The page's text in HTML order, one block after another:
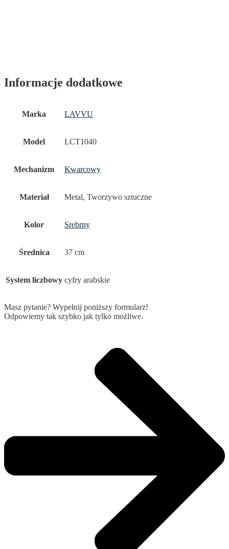
Informacje dodatkowe
Marka LAVVU
Model LCT1040
Mechanizm Kwarcowy
Materiał Metal, Tworzywo sztuczne
Kolor Srebrny
Średnica 37 cm
System liczbowy cyfry arabskie
Masz pytanie? Wypełnij poniższy formularz!
Odpowiemy tak szybko jak tylko możliwe.